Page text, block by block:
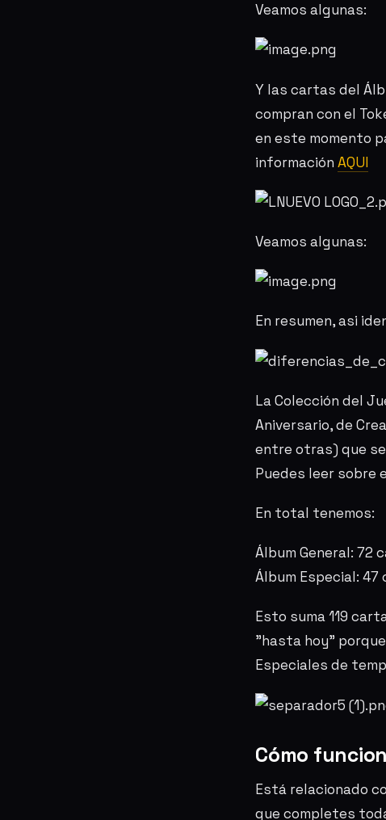
Veamos algunas:
Y las cartas del
compran con el
en este momento
información AQUI
Veamos algunas:
En resumen, asi
La Colección del
Aniversario, de
entre otras) que se
Puedes leer sobre
En total tenemos:
Álbum General:
Álbum Especial:
Esto suma 119
"hasta hoy"
Especiales de
Cómo
Está relacionado
que completes